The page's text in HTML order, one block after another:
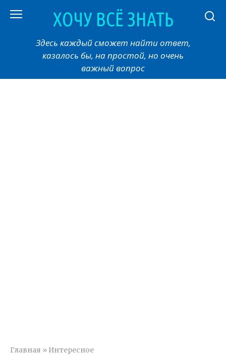
ХОЧУ ВСЁ ЗНАТЬ
Здесь каждый сможет найти ответ,
казалось бы, на простой, но очень
важный вопрос
Главная » Интересное